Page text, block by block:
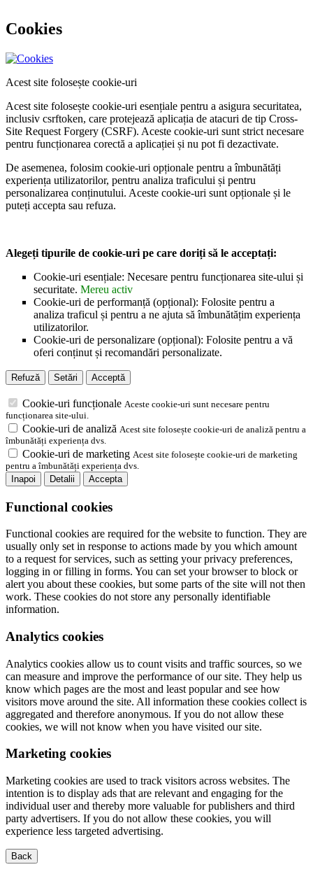
Cookies
Acest site folosește cookie-uri
Acest site folosește cookie-uri esențiale pentru a asigura securitatea,
inclusiv csrftoken, care protejează aplicația de atacuri de tip Cross-
Site Request Forgery (CSRF). Aceste cookie-uri sunt strict necesare
pentru funcționarea corectă a aplicației și nu pot fi dezactivate.
De asemenea, folosim cookie-uri opționale pentru a îmbunătăți
experiența utilizatorilor, pentru analiza traficului și pentru
personalizarea conținutului. Aceste cookie-uri sunt opționale și le
puteți accepta sau refuza.
Alegeți tipurile de cookie-uri pe care doriți să le acceptați:
Cookie-uri esențiale: Necesare pentru funcționarea site-ului și
securitate. Mereu activ
Cookie-uri de performanță (opțional): Folosite pentru a
analiza traficul și pentru a ne ajuta să îmbunătățim experiența
utilizatorilor.
Cookie-uri de personalizare (opțional): Folosite pentru a vă
oferi conținut și recomandări personalizate.
Refuză Setări Acceptă
Cookie-uri funcționale Aceste cookie-uri sunt necesare pentru
funcționarea site-ului.
Cookie-uri de analiză Acest site folosește cookie-uri de analiză pentru a
îmbunătăți experiența dvs.
Cookie-uri de marketing Acest site folosește cookie-uri de marketing
pentru a îmbunătăți experiența dvs.
Inapoi
Detalii Accepta
Functional cookies
Functional cookies are required for the website to function. They are
usually only set in response to actions made by you which amount
to a request for services, such as setting your privacy preferences,
logging in or filling in forms. You can set your browser to block or
alert you about these cookies, but some parts of the site will not then
work. These cookies do not store any personally identifiable
information.
Analytics cookies
Analytics cookies allow us to count visits and traffic sources, so we
can measure and improve the performance of our site. They help us
know which pages are the most and least popular and see how
visitors move around the site. All information these cookies collect is
aggregated and therefore anonymous. If you do not allow these
cookies, we will not know when you have visited our site.
Marketing cookies
Marketing cookies are used to track visitors across websites. The
intention is to display ads that are relevant and engaging for the
individual user and thereby more valuable for publishers and third
party advertisers. If you do not allow these cookies, you will
experience less targeted advertising.
Back